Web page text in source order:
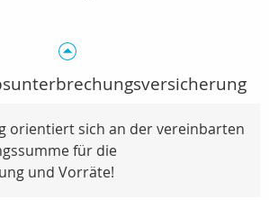
orientiert sich an der vereinbarten
für die
und Vorräte!